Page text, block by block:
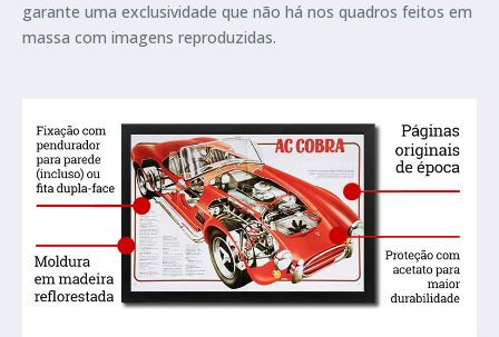
garante uma exclusividade que não há nos quadros feitos em
massa com imagens reproduzidas.